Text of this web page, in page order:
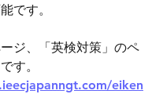
です。
ジ、「英検対策」のペ
す。
eiken